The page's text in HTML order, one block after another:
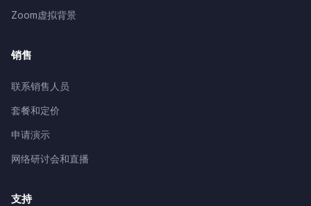
Zoom虚拟背景
销售
联系销售人员
套餐和定价
申请演示
网络研讨会和直播
支持